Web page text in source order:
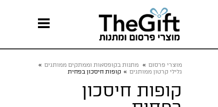
מוצרי פרסום » מתנות בקופסאות וממתקים ממותגים »
גלילי קרטון ממותגים » קופות חיסכון בפחית
קופות חיסכון